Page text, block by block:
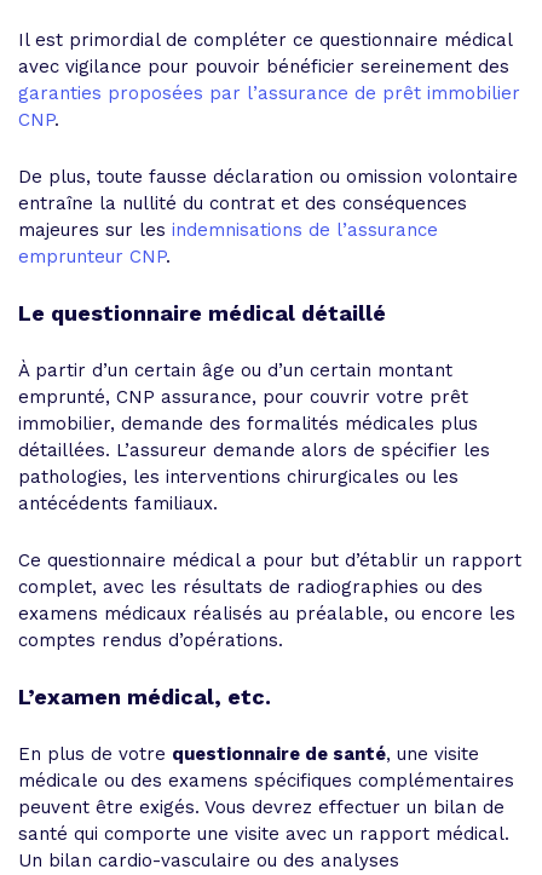
Il est primordial de compléter ce questionnaire médical
avec vigilance pour pouvoir bénéficier sereinement des
garanties proposées par l’assurance de prêt immobilier
CNP.
De plus, toute fausse déclaration ou omission volontaire
entraîne la nullité du contrat et des conséquences
majeures sur les indemnisations de l’assurance
emprunteur CNP.
Le questionnaire médical détaillé
À partir d’un certain âge ou d’un certain montant
emprunté, CNP assurance, pour couvrir votre prêt
immobilier, demande des formalités médicales plus
détaillées. L’assureur demande alors de spécifier les
pathologies, les interventions chirurgicales ou les
antécédents familiaux.
Ce questionnaire médical a pour but d’établir un rapport
complet, avec les résultats de radiographies ou des
examens médicaux réalisés au préalable, ou encore les
comptes rendus d’opérations.
L’examen médical, etc.
En plus de votre questionnaire de santé, une visite
médicale ou des examens spécifiques complémentaires
peuvent être exigés. Vous devrez effectuer un bilan de
santé qui comporte une visite avec un rapport médical.
Un bilan cardio-vasculaire ou des analyses